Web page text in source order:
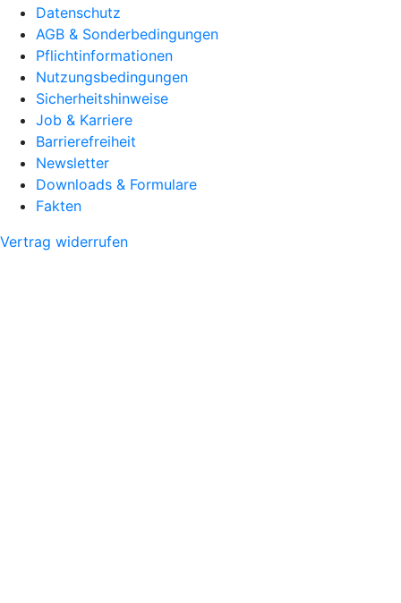
Datenschutz
AGB & Sonderbedingungen
Pflichtinformationen
Nutzungsbedingungen
Sicherheitshinweise
Job & Karriere
Barrierefreiheit
Newsletter
Downloads & Formulare
Fakten
Vertrag widerrufen